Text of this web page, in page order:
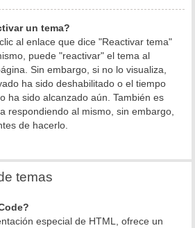
un tema?
al enlace que dice "Reactivar tema"
puede "reactivar" el tema al
Sin embargo, si no lo visualiza,
ha sido deshabilitado o el tiempo
ha sido alcanzado aún. También es
respondiendo al mismo, sin embargo,
de hacerlo.
temas
especial de HTML, ofrece un